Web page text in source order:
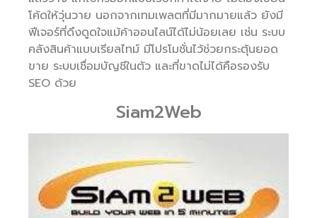
โค้ดให้วุ่นวาย นอกจากเทมเพลตที่มีมากมายแล้ว ยังมี
ฟีเจอร์ที่ดึงดูดใจแม้ค้าออนไลน์ได้ไม่น้อยเลย เช่น ระบบ
คลังสินค้าแบบเรียลไทม์ มีโปรโมชั่นไว้ช่วยกระตุ้นยอด
ขาย ระบบเชื่อมบัญชีในตัว และที่ขาดไม่ได้คือรองรับ
SEO ด้วย
Siam2Web